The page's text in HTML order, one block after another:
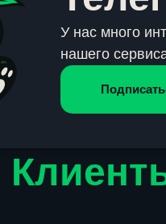
У нас много
нашего